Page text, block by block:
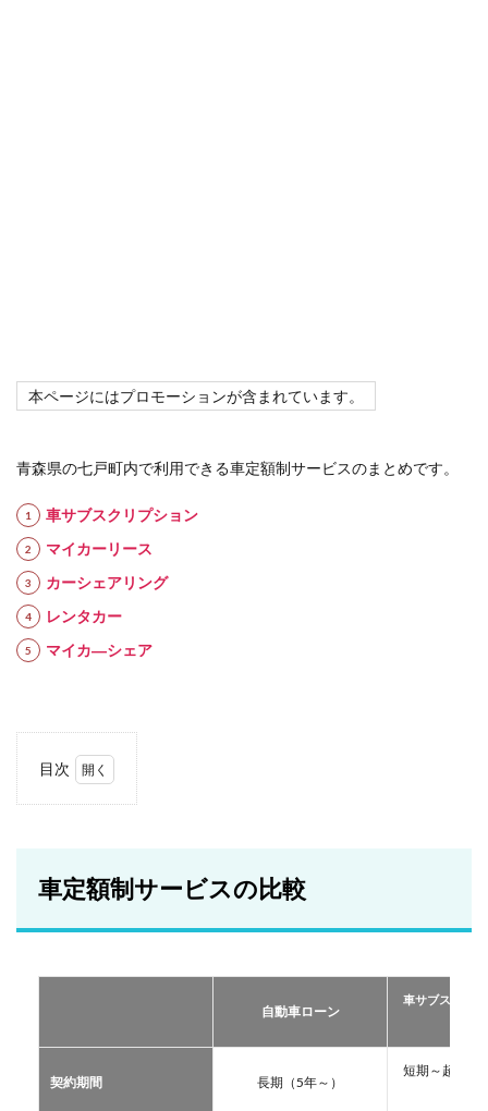
本ページにはプロモーションが含まれています。
青森県の七戸町内で利用できる車定額制サービスのまとめです。
車サブスクリプション
マイカーリース
カーシェアリング
レンタカー
マイカ―シェア
目次
ビス
の比
おす
サー
TOP
車定額制サービスの比較
自動車ローン
車サブスクリ
契約期間 長期（5年～）
短期～超長期